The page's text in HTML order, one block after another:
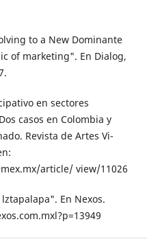
to a New Dominante
of marketing". En Dialog,
en sectores
casos en Colombia y
Revista de Artes Vi­
article/ view/11026
En Nexos.